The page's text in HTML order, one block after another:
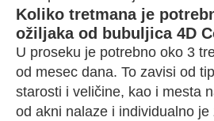
Koliko tretmana je
ožiljaka od bubuljica 4D
U proseku je potrebno oko 3
od mesec dana. To zavisi od
starosti i veličine, kao i mesta
od akni nalaze i individualno je